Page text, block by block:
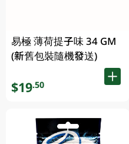
易極 薄荷提子味 34 GM
(新舊包裝隨機發送)
$19.50